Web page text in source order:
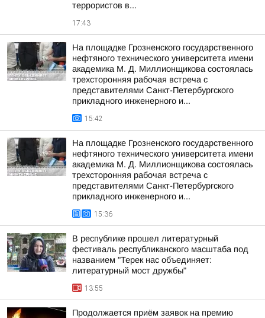
террористов в...
17:43
На площадке Грозненского государственного
нефтяного технического университета имени
академика М. Д. Миллионщикова состоялась
трехсторонняя рабочая встреча с
представителями Санкт-Петербургского
прикладного инженерного и...
15:42
На площадке Грозненского государственного
нефтяного технического университета имени
академика М. Д. Миллионщикова состоялась
трехсторонняя рабочая встреча с
представителями Санкт-Петербургского
прикладного инженерного и...
15:36
В республике прошел литературный
фестиваль республиканского масштаба под
названием "Терек нас объединяет:
литературный мост дружбы"
13:55
Продолжается приём заявок на премию